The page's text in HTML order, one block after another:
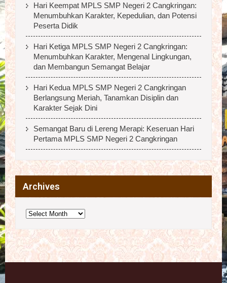
Hari Keempat MPLS SMP Negeri 2 Cangkringan:
Menumbuhkan Karakter, Kepedulian, dan Potensi
Peserta Didik
Hari Ketiga MPLS SMP Negeri 2 Cangkringan:
Menumbuhkan Karakter, Mengenal Lingkungan,
dan Membangun Semangat Belajar
Hari Kedua MPLS SMP Negeri 2 Cangkringan
Berlangsung Meriah, Tanamkan Disiplin dan
Karakter Sejak Dini
Semangat Baru di Lereng Merapi: Keseruan Hari
Pertama MPLS SMP Negeri 2 Cangkringan
Archives
Archives